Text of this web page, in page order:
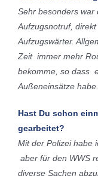
Sehr besonders war
Aufzugsnotruf,
Aufzugswärter.
Zeit immer mehr
bekomme, so dass
Außeneinsätze habe.
Hast Du schon
gearbeitet?
Mit der Polizei habe
aber für den WWS
diverse Sachen